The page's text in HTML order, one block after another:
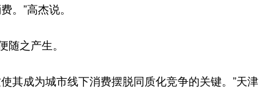
”高杰说。
之产生。
成为城市线下消费摆脱同质化竞争的关键。”天津